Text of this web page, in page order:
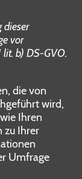
dieser
vor
lit. b) DS-GVO.
die von
wird,
Ihren
zu Ihrer
Umfrage